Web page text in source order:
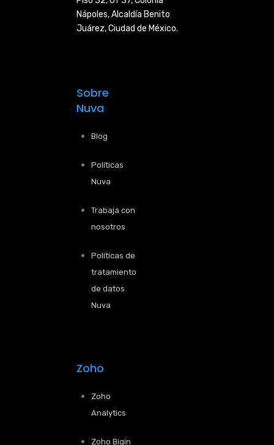
Nápoles,Alcaldía Benito
Juárez, Ciudad de México.
Sobre
Nuva
Blog
Políticas
Nuva
Trabaja con
nosotros
Políticas de
tratamiento
de datos
Nuva
Zoho
Zoho
Analytics
Zoho Bigin